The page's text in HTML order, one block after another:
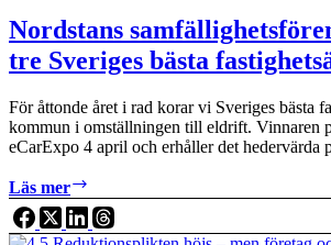
eldrift
Nordstans
tre Sveriges bästa
För åttonde året i rad korar vi Sveriges bästa
kommun i omställningen till eldrift. Vinnaren
eCarExpo 4 april och erhåller det
Läs mer
samfällighetsförening
–